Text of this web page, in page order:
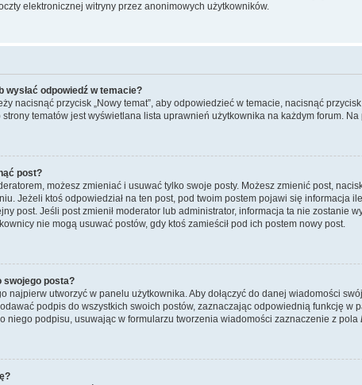
elektronicznej witryny przez anonimowych użytkowników.
odpowiedź w temacie?
nacisnąć przycisk „Nowy temat”, aby odpowiedzieć w temacie, nacisnąć
tematów jest wyświetlana lista uprawnień użytkownika na każdym forum.
post?
możesz zmieniać i usuwać tylko swoje posty. Możesz zmienić post,
Jeżeli ktoś odpowiedział na ten post, pod twoim postem pojawi się informacja
post. Jeśli post zmienił moderator lub administrator, informacja ta nie zostanie
nie mogą usuwać postów, gdy ktoś zamieścił pod ich postem nowy post.
swojego posta?
najpierw utworzyć w panelu użytkownika. Aby dołączyć do danej wiadomości
podpis do wszystkich swoich postów, zaznaczając odpowiednią funkcję w
niego podpisu, usuwając w formularzu tworzenia wiadomości zaznaczenie z pola